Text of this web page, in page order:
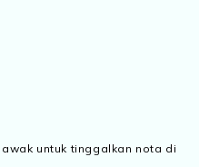
untuk tinggalkan nota di